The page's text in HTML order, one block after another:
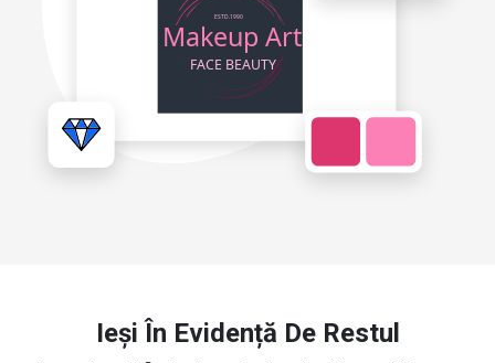
Ieși În Evidență De Restul